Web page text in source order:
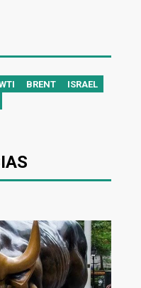
BRENT
ISRAEL